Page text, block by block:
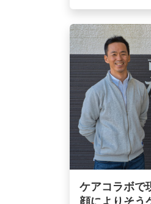
ケアコラボで